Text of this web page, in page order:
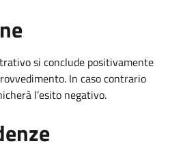
si conclude positivamente
In caso contrario
l’esito negativo.